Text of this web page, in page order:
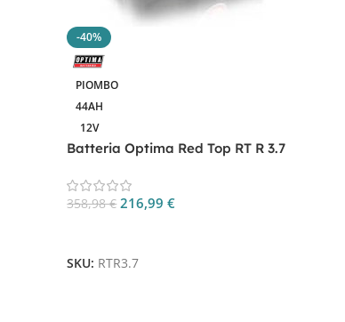
-40%
PIOMBO
44AH
12V
Batteria Optima Red Top RT R 3.7
358,98€ 216,99€
SKU: RTR3.7